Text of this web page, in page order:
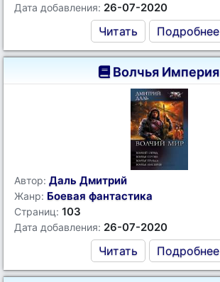
Дата добавления: 26-07-2020
Читать Подробнее
Волчья Империя
Автор: Даль Дмитрий
Жанр: Боевая фантастика
Страниц: 103
Дата добавления: 26-07-2020
Читать Подробнее